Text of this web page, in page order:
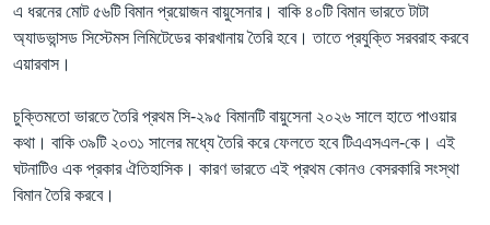
এ ধরনের মোট ৫৬টি বিমান প্রয়োজন বায়ুসেনার। বাকি ৪০টি বিমান ভারতে টাটা
অ্যাডভান্সড সিস্টেমস লিমিটেডের কারখানায় তৈরি হবে। তাতে প্রযুক্তি সরবরাহ করবে
এয়ারবাস।
চুক্তিমতো ভারতে তৈরি প্রথম সি-২৯৫ বিমানটি বায়ুসেনা ২০২৬ সালে হাতে পাওয়ার
কথা। বাকি ৩৯টি ২০৩১ সালের মধ্যে তৈরি করে ফেলতে হবে টিএএসএল-কে। এই
ঘটনাটিও এক প্রকার ঐতিহাসিক। কারণ ভারতে এই প্রথম কোনও বেসরকারি সংস্থা
বিমান তৈরি করবে।